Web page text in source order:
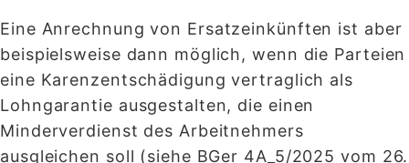
Eine Anrechnung von Ersatzeinkünften ist aber
beispielsweise dann möglich, wenn die Parteien
eine Karenzentschädigung vertraglich als
Lohngarantie ausgestalten, die einen
Minderverdienst des Arbeitnehmers
ausgleichen soll (siehe BGer 4A_5/2025 vom 26.